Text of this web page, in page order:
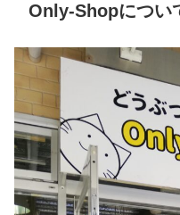
Only-Shopについ